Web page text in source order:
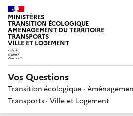
MINISTÈRES
TRANSITION ÉCOLOGIQUE
AMÉNAGEMENT DU TERRITOIRE
TRANSPORTS
VILLE ET LOGEMENT
Vos Questions
Transition écologique ·
Transports · Ville et Logement